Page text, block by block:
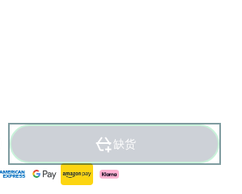
缺货